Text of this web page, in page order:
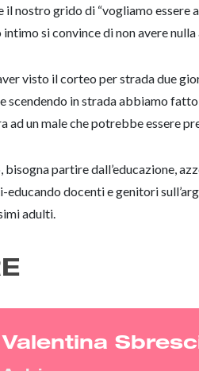
il nostro grido di “vogliamo essere
si convince di non avere
visto il corteo per strada due
scendendo in strada abbiamo
ad un male che potrebbe essere
bisogna partire dall’educazione,
educando docenti e genitori
adulti.
Valentina